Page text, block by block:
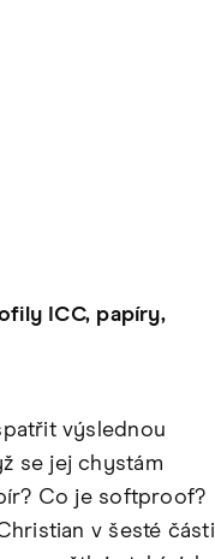
ICC, papíry,
výslednou
se jej chystám
Co je softproof?
v šesté části